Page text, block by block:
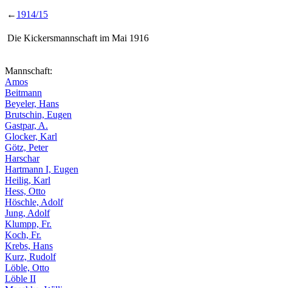
← 1914/15
Die Kickersmannschaft im Mai 1916
Mannschaft:
Amos
Beitmann
Beyeler, Hans
Brutschin, Eugen
Gastpar, A.
Glocker, Karl
Götz, Peter
Harschar
Hartmann I, Eugen
Heilig, Karl
Hess, Otto
Höschle, Adolf
Jung, Adolf
Klumpp, Fr.
Koch, Fr.
Krebs, Hans
Kurz, Rudolf
Löble, Otto
Löble II